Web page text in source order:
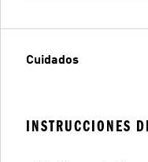
Cuidados
INSTRUCCIONES